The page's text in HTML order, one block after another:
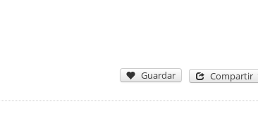
Guardar Compartir